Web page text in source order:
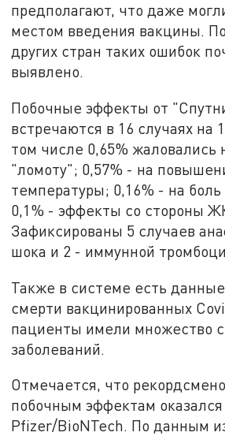
предполагают, что даже
местом введения вакцины.
других стран таких ошибок
выявлено.
Побочные эффекты от
встречаются в 16 случаях на
том числе 0,65% жаловались
"ломоту"; 0,57% - на
температуры; 0,16% - на
0,1% - эффекты со стороны
Зафиксированы 5 случаев
шока и 2 - иммунной
Также в системе есть
смерти вакцинированных
пациенты имели множество
заболеваний.
Отмечается, что
побочным эффектам оказался
Pfizer/BioNTech. По данным